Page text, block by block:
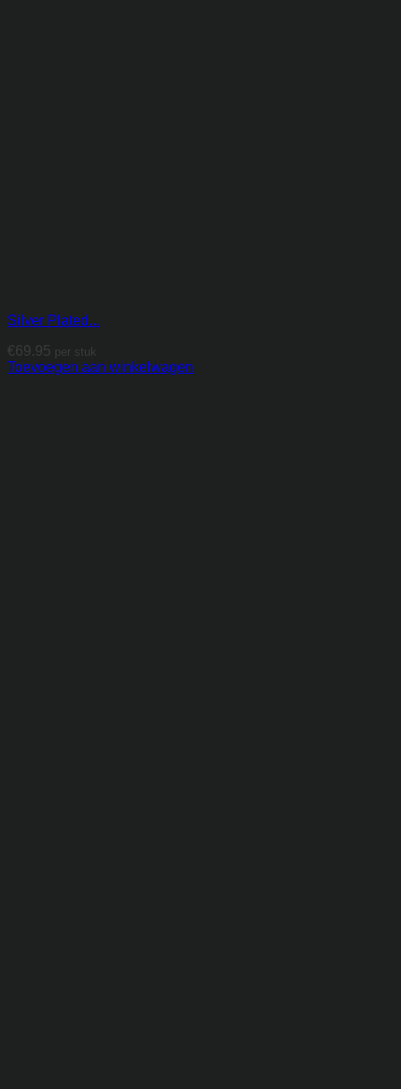
Silver Plated...
€69.95 per stuk
Toevoegen aan winkelwagen